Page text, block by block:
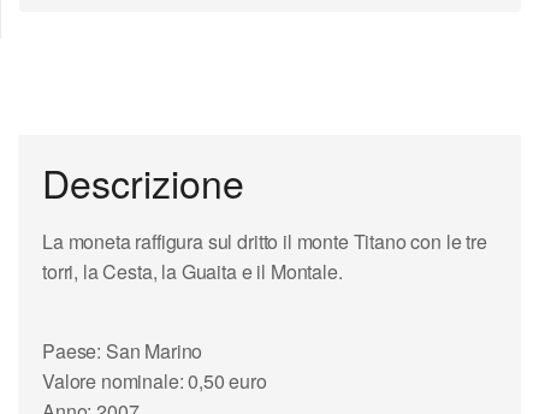
Descrizione
La moneta raffigura sul dritto il monte Titano con le tre
torri, la Cesta, la Guaita e il Montale.
Paese: San Marino
Valore nominale: 0,50 euro